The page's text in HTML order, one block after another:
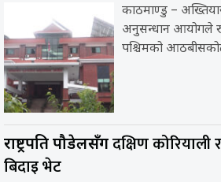
काठमाण्डु –
अनुसन्धान आयोगले
पश्चिमको
राष्ट्रपति पौडेलसँगदक्षिण
बिदाइ भेट